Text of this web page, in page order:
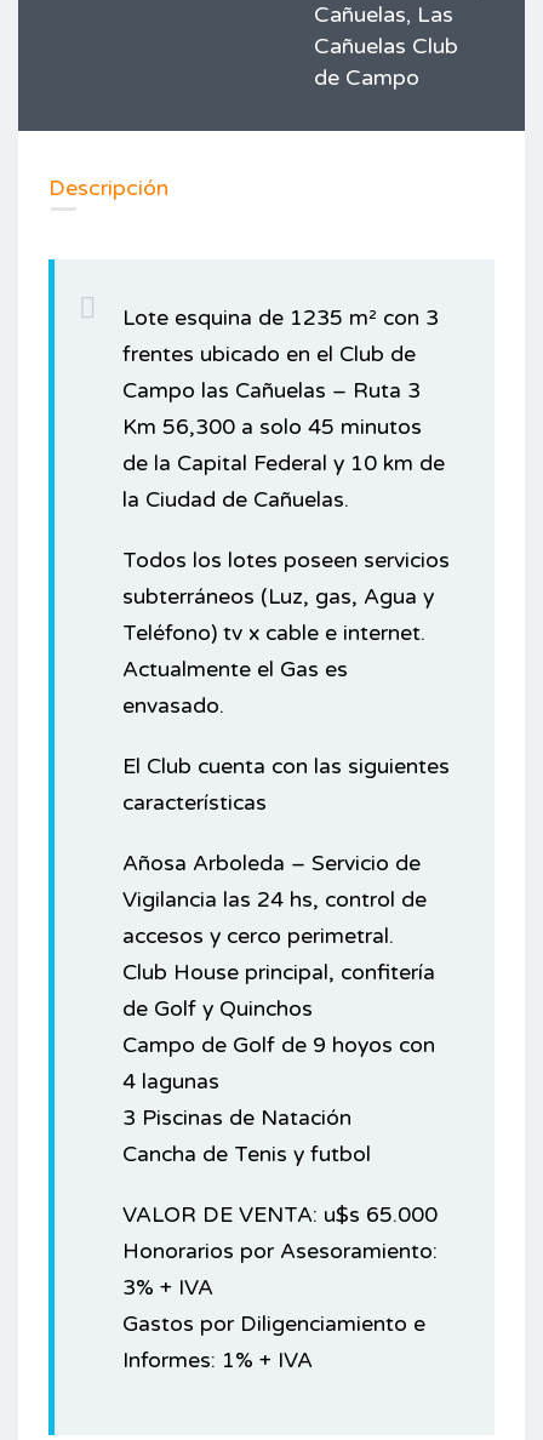
Cañuelas, Las
Cañuelas Club
de Campo
Descripción
Lote esquina de 1235 m² con 3
frentes ubicado en el Club de
Campo las Cañuelas – Ruta 3
Km 56,300 a solo 45 minutos
de la Capital Federal y 10 km de
la Ciudad de Cañuelas.
Todos los lotes poseen servicios
subterráneos (Luz, gas, Agua y
Teléfono) tv x cable e internet.
Actualmente el Gas es
envasado.
El Club cuenta con las siguientes
características
Añosa Arboleda – Servicio de
Vigilancia las 24 hs, control de
accesos y cerco perimetral.
Club House principal, confitería
de Golf y Quinchos
Campo de Golf de 9 hoyos con
4 lagunas
3 Piscinas de Natación
Cancha de Tenis y futbol
VALOR DE VENTA: u$s 65.000
Honorarios por Asesoramiento:
3% + IVA
Gastos por Diligenciamiento e
Informes: 1% + IVA